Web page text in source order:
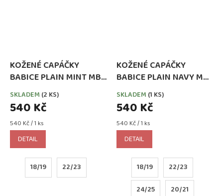
KOŽENÉ CAPÁČKY
BABICE PLAIN MINT MB
107
SKLADEM (2 KS)
540 Kč
Měrná
cena:
540 Kč / 1 ks
DETAIL
18/19 22/23
KOŽENÉ CAPÁČKY
BABICE PLAIN NAVY MB
003
SKLADEM (1 KS)
540 Kč
Měrná
cena:
540 Kč / 1 ks
DETAIL
18/19 22/23
24/25 20/21